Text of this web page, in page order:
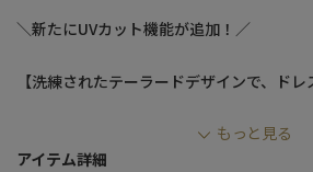
＼新たにUVカット機能が追加！／
【洗練されたテーラードデザインで、ド
シルケット加工を施したスムース生地で洗
ちながら、盛夏にも最適な高機能が揃った
もっと見る
アイテム詳細